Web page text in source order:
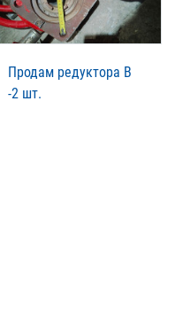
Продам редуктора В
-2 шт.